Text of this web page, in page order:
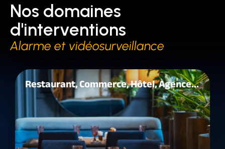
Nos domaines
d'interventions
Alarme et vidéosurveillance
Restaurant, Commerce, Hôtel, Agence...